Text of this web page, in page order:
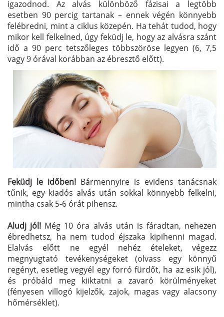
igazodnod. Az alvás különböző fázisai a legtöbb
esetben 90 percig tartanak – ennek végén könnyebb
felébredni, mint a ciklus közepén. Ha tehát tudod, hogy
mikor kell felkelned, úgy feküdj le, hogy az alvásra szánt
idő a 90 perc tetszőleges többszöröse legyen (6, 7,5
vagy 9 órával korábban az ébresztő előtt).
Feküdj le időben! Bármennyire is evidens tanácsnak
tűnik, egy kiadós alvás után sokkal könnyebb felkelni,
mintha csak 5-6 órát pihensz.
Aludj jól! Még 10 óra alvás után is fáradtan, nehezen
ébredhetsz, ha nem tudod éjszaka kipihenni magad.
Elalvás előtt ne egyél nehéz ételeket, végezz
megnyugtató tevékenységeket (olvass egy könnyű
regényt, esetleg vegyél egy forró fürdőt, ha az esik jól),
és próbáld meg kiiktatni a zavaró körülményeket
(fényesen villogó kijelzők, zajok, magas vagy alacsony
hőmérséklet).